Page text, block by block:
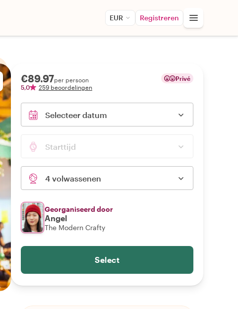
EUR Registreren
€89.97per persoon
5,0
259 beoordelingen
Privé
Selecteer datum
Starttijd
4 volwassenen
Georganiseerd door
Angel
The Modern Crafty
Select